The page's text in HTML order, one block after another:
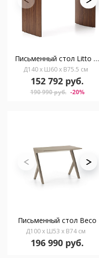
Письменный стол Litto из орехового шпона 140 x 60 см
Д140 x Ш60 x В75.5 см
152 792 руб.
190 990 руб. -20%
Письменный стол Beco
Д100 x Ш53 x В74 см
196 990 руб.